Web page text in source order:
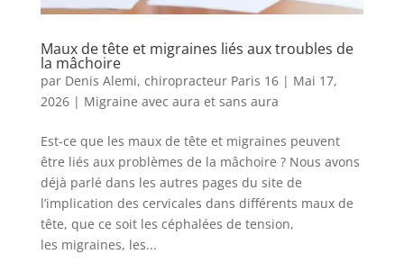
Maux de tête et migraines liés aux troubles de
la mâchoire
par Denis Alemi, chiropracteur Paris 16| Mai 17,
2026| Migraine avec aura et sans aura
Est-ce que les maux de tête et migraines peuvent
être liés aux problèmes de la mâchoire ? Nous avons
déjà parlé dans les autres pages du site de
l’implication des cervicales dans différents maux de
tête, que ce soit les céphalées de tension,
les migraines, les...